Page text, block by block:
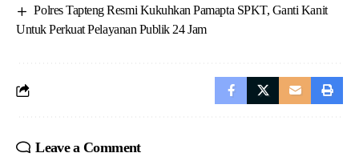
Polres Tapteng Resmi Kukuhkan Pamapta SPKT, Ganti Kanit
Untuk Perkuat Pelayanan Publik 24 Jam
Leave a Comment